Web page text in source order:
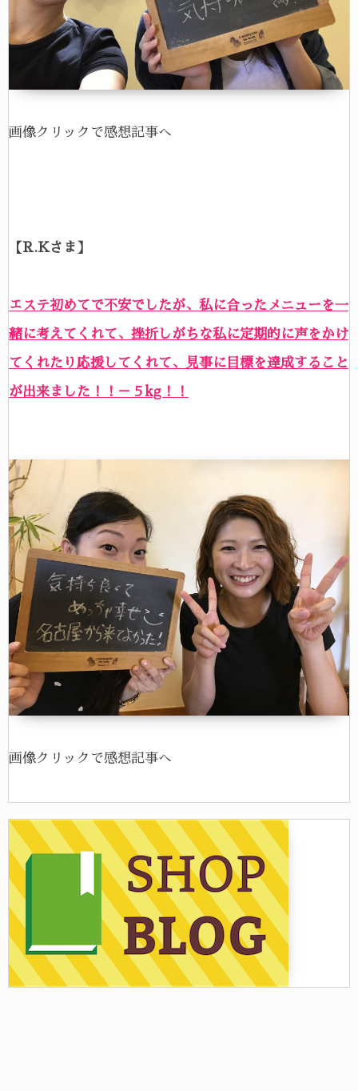
画像クリックで感想記事へ
【R.Kさま】
エステ初めてで不安でしたが、私に合ったメニューを一
緒に考えてくれて、挫折しがちな私に定期的に声をかけ
てくれたり応援してくれて、見事に目標を達成すること
が出来ました！！－５kg！！
画像クリックで感想記事へ